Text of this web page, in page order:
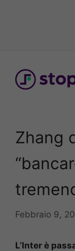
contenuto
Zhang
Febbraio 9,
L’Inter è